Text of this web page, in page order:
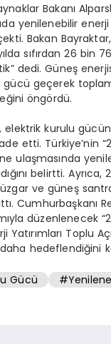
Bakanı
yenilenebilir enerji
Bakan
sıfırdan 26 bin
dedi. Güneş
gücü geçerek
öngördü.
elektrik kurulu
etti. Türkiye’nin
ulaşmasında
belirtti. Ayrıca,
ve güneş
Cumhurbaşkanı
düzenlenecek
Yatırımları Toplu
hedeflendiğini
Gücü